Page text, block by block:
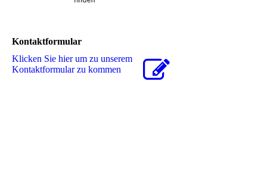
Kontaktformular
Klicken Sie hier um zu unserem
Kon­takt­for­mu­lar zu kommen